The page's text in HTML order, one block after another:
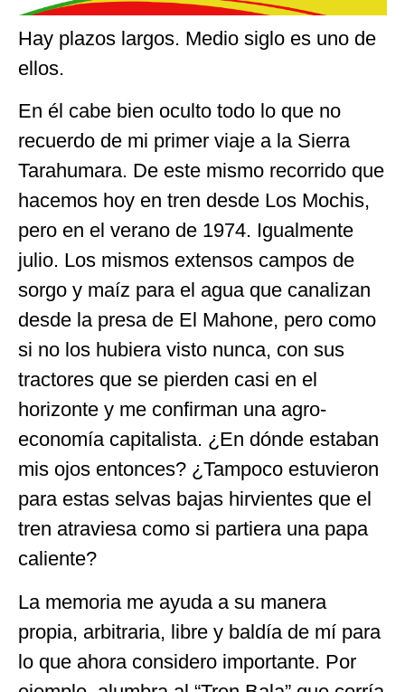
Hay plazos largos. Medio siglo es uno de
ellos.
En él cabe bien oculto todo lo que no
recuerdo de mi primer viaje a la Sierra
Tarahumara. De este mismo recorrido que
hacemos hoy en tren desde Los Mochis,
pero en el verano de 1974. Igualmente
julio. Los mismos extensos campos de
sorgo y maíz para el agua que canalizan
desde la presa de El Mahone, pero como
si no los hubiera visto nunca, con sus
tractores que se pierden casi en el
horizonte y me confirman una agro-
economía capitalista. ¿En dónde estaban
mis ojos entonces? ¿Tampoco estuvieron
para estas selvas bajas hirvientes que el
tren atraviesa como si partiera una papa
caliente?
La memoria me ayuda a su manera
propia, arbitraria, libre y baldía de mí para
lo que ahora considero importante. Por